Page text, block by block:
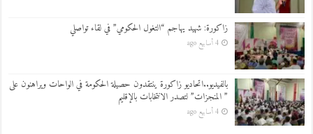
زاكورة: شهيد يهاجم “التغول الحكومي” في لقاء تواصلي
4 أسابيع ago
بالفيديو..اتحاديو زاكورة ينتقدون حصيلة الحكومة في الواحات ويراهنون على
” المنجزات” لتصدر الانتخابات بالإقليم
4 أسابيع ago